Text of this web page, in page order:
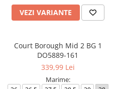
VEZI VARIANTE
Court Borough Mid 2 BG 1
DO5889-161
339,99 Lei
Marime: